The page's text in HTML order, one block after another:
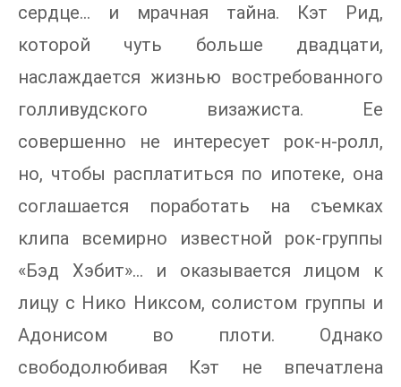
сердце… и мрачная тайна. Кэт Рид,
которой чуть больше двадцати,
наслаждается жизнью востребованного
голливудского визажиста. Ее
совершенно не интересует рок-н-ролл,
но, чтобы расплатиться по ипотеке, она
соглашается поработать на съемках
клипа всемирно известной рок-группы
«Бэд Хэбит»… и оказывается лицом к
лицу с Нико Никсом, солистом группы и
Адонисом во плоти. Однако
свободолюбивая Кэт не впечатлена